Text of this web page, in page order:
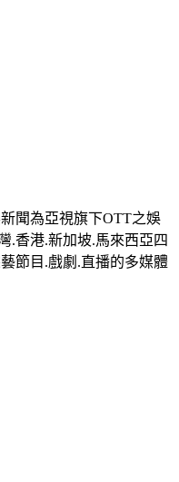
聞為亞視旗下OTT之娛
.香港.新加坡.馬來西亞四
節目.戲劇.直播的多媒體